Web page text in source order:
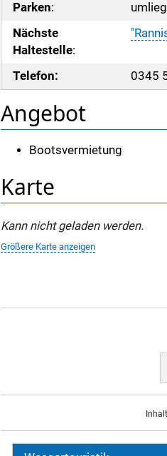
Parken:
Nächste
Haltestelle:
Telefon: 0345
Angebot
Bootsvermietung
Karte
Kann nicht geladen werden.
Größere Karte anzeigen